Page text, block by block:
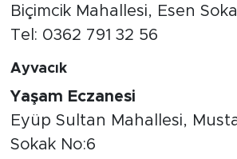
Biçimcik Mahallesi, Esen
Tel: 0362 791 32 56
Ayvacık
Yaşam Eczanesi
Eyüp Sultan Mahallesi,
Sokak No:6